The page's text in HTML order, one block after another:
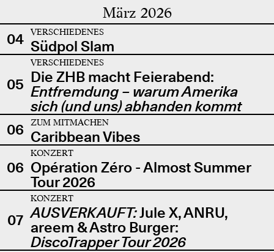
März 2026
04 VERSCHIEDENES
Südpol Slam
05
VERSCHIEDENES
Die ZHB macht Feierabend:
Entfremdung – warum Amerika
sich (und uns) abhanden kommt
06
ZUM MITMACHEN
Caribbean Vibes
06
KONZERT
Opération Zéro - Almost Summer
Tour 2026
07
KONZERT
AUSVERKAUFT:Jule X, ANRU,
areem & Astro Burger:
DiscoTrapper Tour 2026